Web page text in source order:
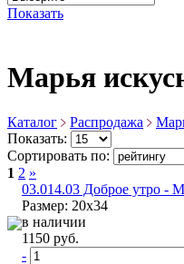
Показать
Марья
Каталог Распродажа
Показать:
Сортировать по:
1 2 »
03.014.03 Доброе утро -
Размер: 20х34
в наличии
1150 руб.
-